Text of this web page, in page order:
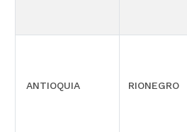
ANTIOQUIA RIONEGRO